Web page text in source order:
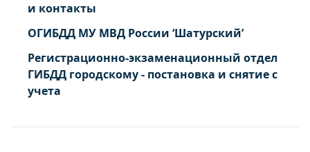
и контакты
ОГИБДД МУ МВД России ‘Шатурский’
Регистрационно-экзаменационный отдел
ГИБДД городскому - постановка и снятие с
учета